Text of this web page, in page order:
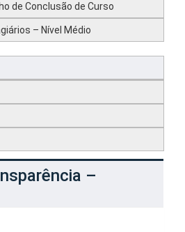
de Conclusão de Curso
– Nível Médio
–